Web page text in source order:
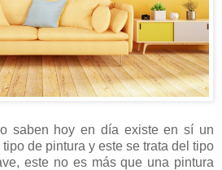
saben hoy en día existe en sí un
de pintura y este se trata del tipo
este no es más que una pintura